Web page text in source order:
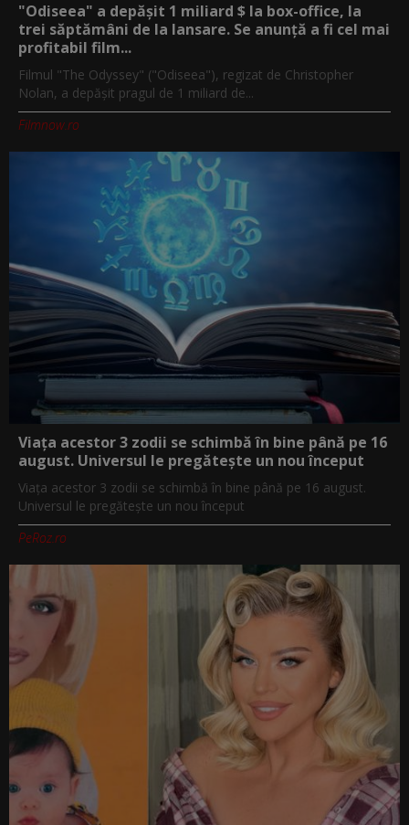
"Odiseea" a depășit 1 miliard $ la box-office, la
trei săptămâni de la lansare. Se anunță a fi cel mai
profitabil film...
Filmul "The Odyssey" ("Odiseea"), regizat de Christopher
Nolan, a depăşit pragul de 1 miliard de...
Filmnow.ro
Viața acestor 3 zodii se schimbă în bine până pe 16
august. Universul le pregătește un nou început
Viața acestor 3 zodii se schimbă în bine până pe 16 august.
Universul le pregătește un nou început
PeRoz.ro